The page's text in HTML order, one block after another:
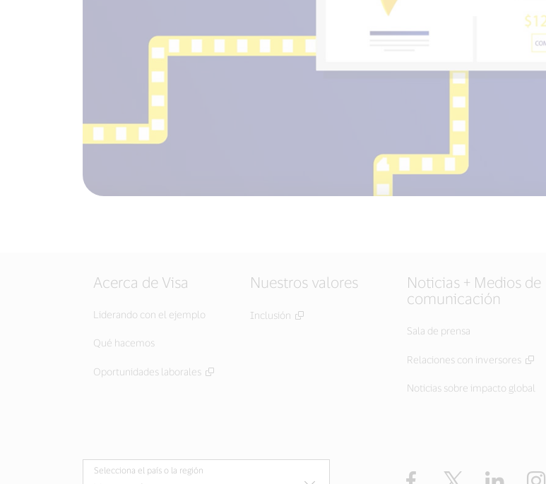
Acerca de Visa
Liderando con el ejemplo
Qué hacemos
Oportunidades laborales
Nuestros valores
Inclusión
Noticias + Medios de
comunicación
Sala de prensa
Relaciones con inversores
Noticias sobre impacto global
Selecciona el país o la región Facebook Twitter LinkedIn